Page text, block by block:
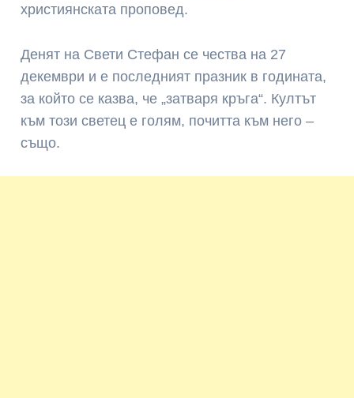
християнската проповед.
Денят на Свети Стефан се чества на 27
декември и е последният празник в годината,
за който се казва, че „затваря кръга“. Култът
към този светец е голям, почитта към него –
също.